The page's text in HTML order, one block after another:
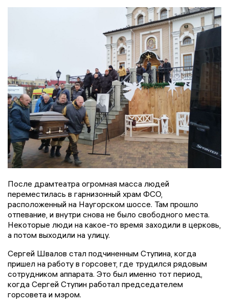
После драмтеатра огромная масса людей
переместилась в гарнизонный храм ФСО,
расположенный на Наугорском шоссе. Там прошло
отпевание, и внутри снова не было свободного места.
Некоторые люди на какое-то время заходили в церковь,
а потом выходили на улицу.
Сергей Швалов стал подчиненным Ступина, когда
пришел на работу в горсовет, где трудился рядовым
сотрудником аппарата. Это был именно тот период,
когда Сергей Ступин работал председателем
горсовета и мэром.